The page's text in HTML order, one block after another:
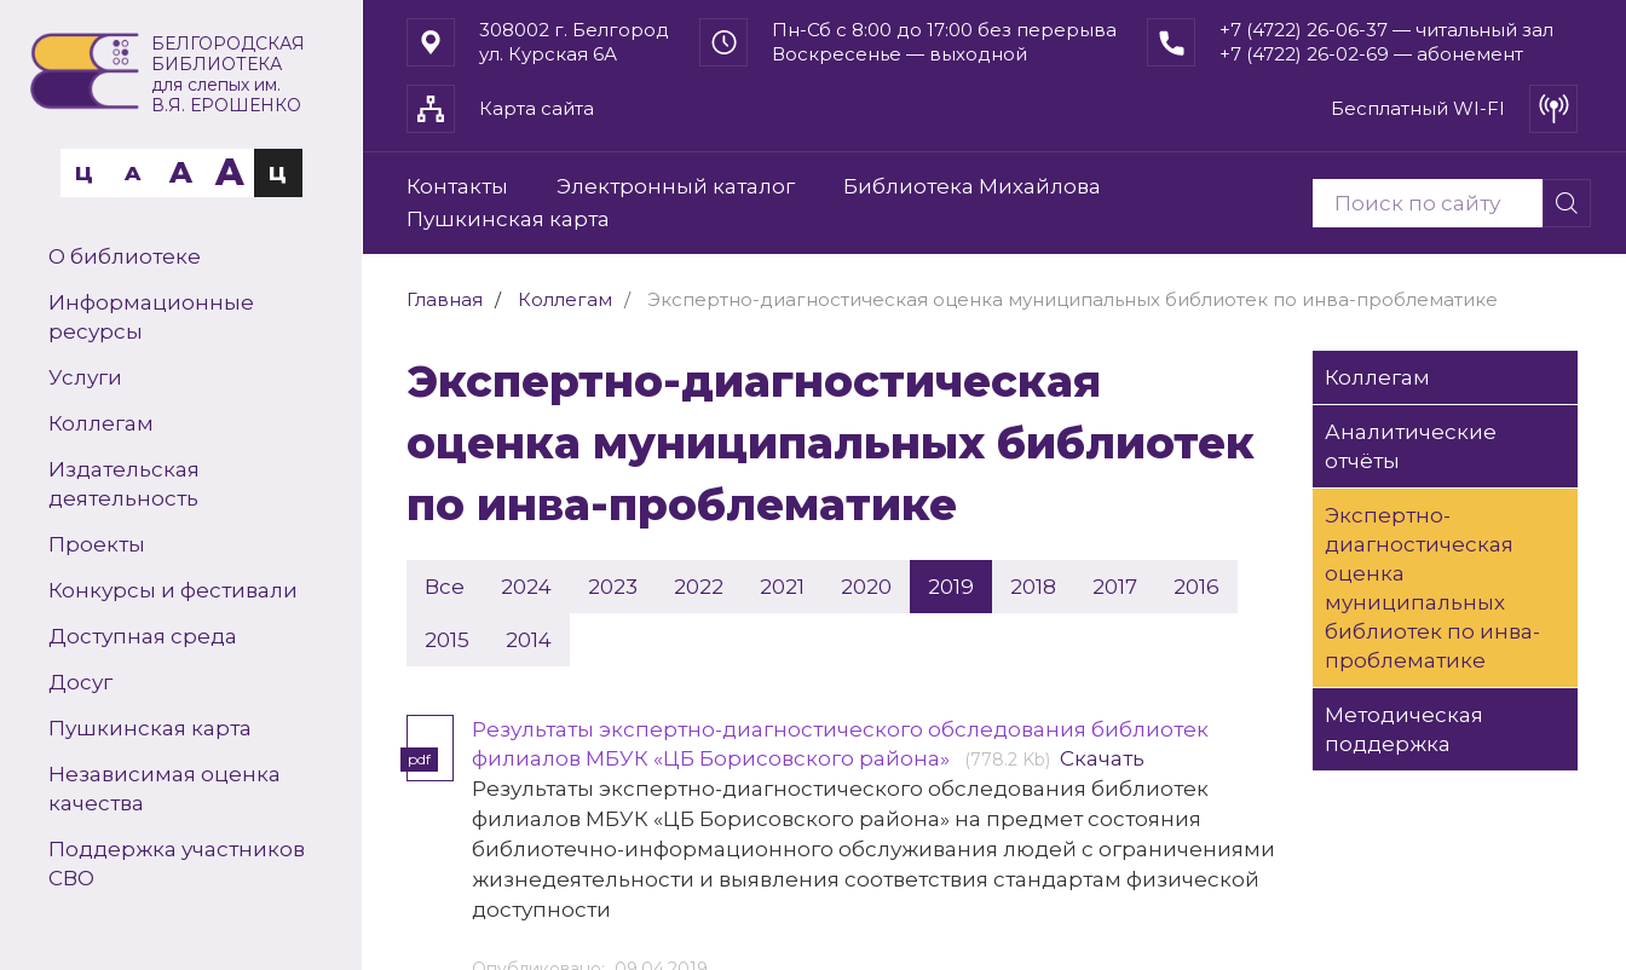
БЕЛГОРОДСКАЯ
БИБЛИОТЕКА
для слепых им.
В.Я. ЕРОШЕНКО
Ц A A A Ц
О библиотеке
Информационные
ресурсы
Услуги
Коллегам
Издательская
деятельность
Проекты
Конкурсы и фестивали
Доступная среда
Досуг
Пушкинская карта
Независимая оценка
качества
Поддержка участников
СВО
308002 г. Белгород
ул. Курская 6А
Пн-Сб с 8:00 до 17:00 без перерыва
Воскресенье — выходной
+7 (4722) 26-06-37 — читальный зал
+7 (4722) 26-02-69 — абонемент
Карта сайта Бесплатный WI-FI
Контакты Электронный каталог
Библиотека Михайлова
Пушкинская карта
Главная Коллегам Экспертно-диагностическая оценка муниципальных библиотек по инва-проблематике
Экспертно-диагностическая
оценка муниципальных библиотек
по инва-проблематике
Все 2024 2023 2022 2021 2020 2019 2018 2017 2016
2015 2014
pdf
Результаты экспертно-диагностического обследования библиотек
филиалов МБУК «ЦБ Борисовского района»
(778.2 Kb) Скачать
Результаты экспертно-диагностического обследования библиотек
филиалов МБУК «ЦБ Борисовского района» на предмет состояния
библиотечно-информационного обслуживания людей с ограничениями
жизнедеятельности и выявления соответствия стандартам физической
доступности
Коллегам
Аналитические
отчёты
Экспертно-
диагностическая
оценка
муниципальных
библиотек по инва-
проблематике
Методическая
поддержка